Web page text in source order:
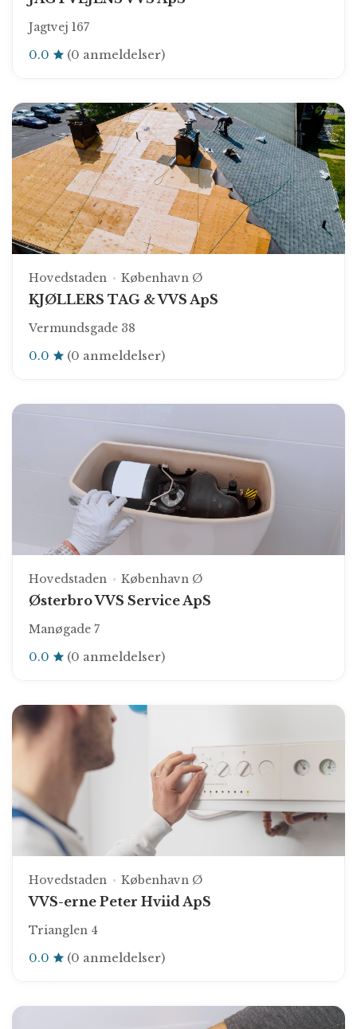
Jagtvej 167
0.0 (0 anmeldelser)
Hovedstaden København Ø
KJØLLERS TAG & VVS ApS
Vermundsgade 38
0.0 (0 anmeldelser)
Hovedstaden København Ø
Østerbro VVS Service ApS
Manøgade 7
0.0 (0 anmeldelser)
Hovedstaden København Ø
VVS-erne Peter Hviid ApS
Trianglen 4
0.0 (0 anmeldelser)